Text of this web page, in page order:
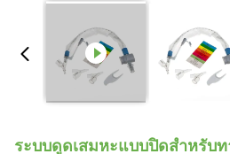
ระบบดูดเสมหะแบบปิดสำหรับท